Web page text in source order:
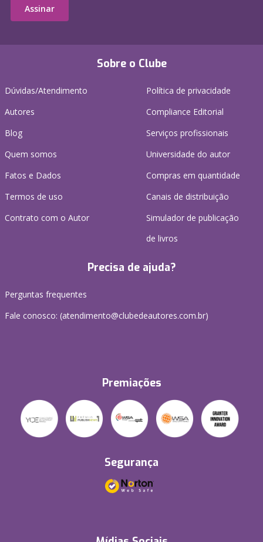
Sobre o Clube
Dúvidas/Atendimento
Autores
Blog
Quem somos
Fatos e Dados
Termos de uso
Contrato com o Autor
Política de privacidade
Compliance Editorial
Serviços profissionais
Universidade do autor
Compras em quantidade
Canais de distribuição
Simulador de publicação
de livros
Precisa de ajuda?
Perguntas frequentes
Fale conosco: (atendimento@clubedeautores.com.br)
Premiações
Segurança
Assinar